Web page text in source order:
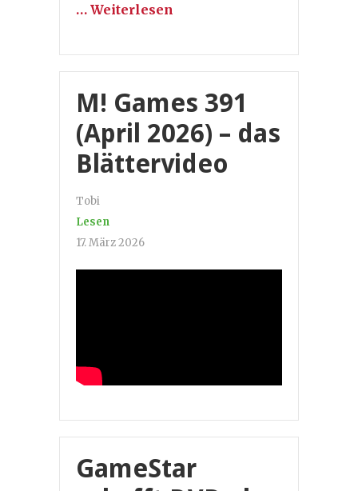
… Weiterlesen
M! Games 391
(April 2026) – das
Blättervideo
Tobi
Lesen
17. März 2026
GameStar